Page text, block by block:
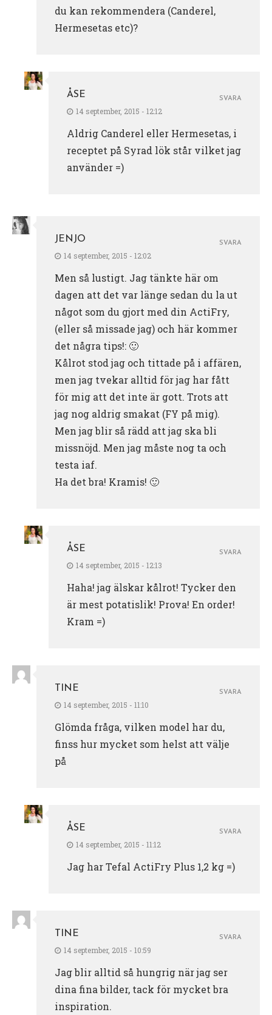
du kan rekommendera (Canderel,
Hermesetas etc)?
ÅSE
14 september, 2015 - 12:12
Aldrig Canderel eller Hermesetas, i
receptet på Syrad lök står vilket jag
använder =)
SVARA
JENJO
14 september, 2015 - 12:02
Men så lustigt. Jag tänkte här om
dagen att det var länge sedan du la ut
något som du gjort med din ActiFry,
(eller så missade jag) och här kommer
det några tips!: 🙂
Kålrot stod jag och tittade på i affären,
men jag tvekar alltid för jag har fått
för mig att det inte är gott. Trots att
jag nog aldrig smakat (FY på mig).
Men jag blir så rädd att jag ska bli
missnöjd. Men jag måste nog ta och
testa iaf.
Ha det bra! Kramis! 🙂
SVARA
ÅSE
14 september, 2015 - 12:13
Haha! jag älskar kålrot! Tycker den
är mest potatislik! Prova! En order!
Kram =)
SVARA
TINE
14 september, 2015 - 11:10
Glömda fråga, vilken model har du,
finss hur mycket som helst att välje
på
SVARA
ÅSE
14 september, 2015 - 11:12
Jag har Tefal ActiFry Plus 1,2 kg =)
SVARA
TINE
14 september, 2015 - 10:59
Jag blir alltid så hungrig när jag ser
dina fina bilder, tack för mycket bra
inspiration.
SVARA